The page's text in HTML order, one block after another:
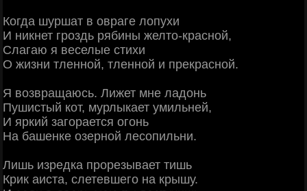
Когда шуршат в овраге лопухи
И никнет гроздь рябины желто-красной,
Слагаю я веселые стихи
О жизни тленной, тленной и прекрасной.
Я возвращаюсь. Лижет мне ладонь
Пушистый кот, мурлыкает умильней,
И яркий загорается огонь
На башенке озерной лесопильни.
Лишь изредка прорезывает тишь
Крик аиста, слетевшего на крышу.